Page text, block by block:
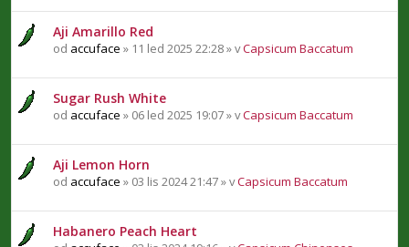
Aji Amarillo Red
od accuface » 11 led 2025 22:28 » vCapsicum Baccatum
Sugar Rush White
od accuface » 06 led 2025 19:07 » vCapsicum Baccatum
Aji Lemon Horn
od accuface » 03 lis 2024 21:47 » vCapsicum Baccatum
Habanero Peach Heart